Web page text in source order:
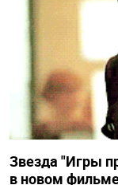
Звезда "Игры
в новом